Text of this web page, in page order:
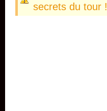
secrets du tour !